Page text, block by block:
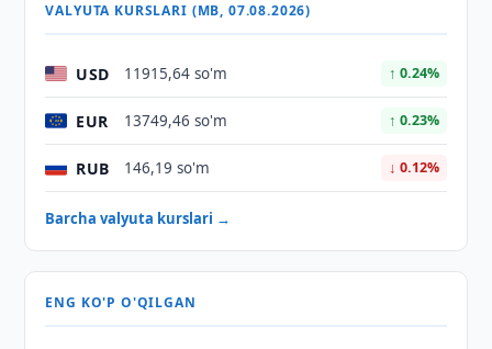
VALYUTA KURSLARI (MB, 07.08.2026)
USD 11915,64 so'm ↑ 0.24%
EUR 13749,46 so'm ↑ 0.23%
RUB 146,19 so'm ↓ 0.12%
Barcha valyuta kurslari →
ENG KO'P O'QILGAN